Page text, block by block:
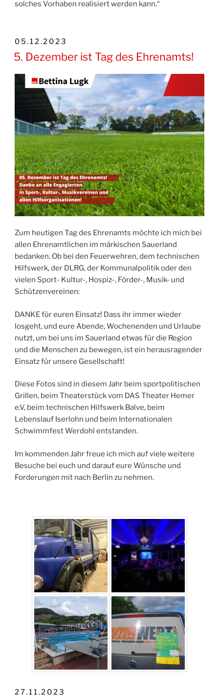
solches Vorhaben realisiert werden kann.“
VERÖFFENTLICHT
AM
05.12.2023
5. Dezember ist Tag des Ehrenamts!
Zum heutigen Tag des Ehrenamts möchte ich mich bei
allen Ehrenamtlichen im märkischen Sauerland
bedanken. Ob bei den Feuerwehren, dem technischen
Hilfswerk, der DLRG, der Kommunalpolitik oder den
vielen Sport- Kultur-, Hospiz-, Förder-, Musik- und
Schützenvereinen:
DANKE für euren Einsatz! Dass ihr immer wieder
losgeht, und eure Abende, Wochenenden und Urlaube
nutzt, um bei uns im Sauerland etwas für die Region
und die Menschen zu bewegen, ist ein herausragender
Einsatz für unsere Gesellschaft!
Diese Fotos sind in diesem Jahr beim sportpolitischen
Grillen, beim Theaterstück vom DAS Theater Hemer
e.V, beim technischen Hilfswerk Balve, beim
Lebenslauf Iserlohn und beim Internationalen
Schwimmfest Werdohl entstanden.
Im kommenden Jahr freue ich mich auf viele weitere
Besuche bei euch und darauf eure Wünsche und
Forderungen mit nach Berlin zu nehmen.
VERÖFFENTLICHT
27.11.2023